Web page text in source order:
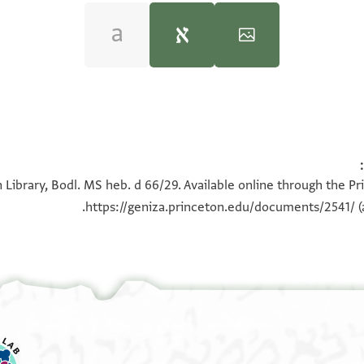
100%
כתאב
ו. . .ה
Library, Bodl. MS heb. d 66/29. Available online through the
https://geniza.princeton.edu/documents/2541/